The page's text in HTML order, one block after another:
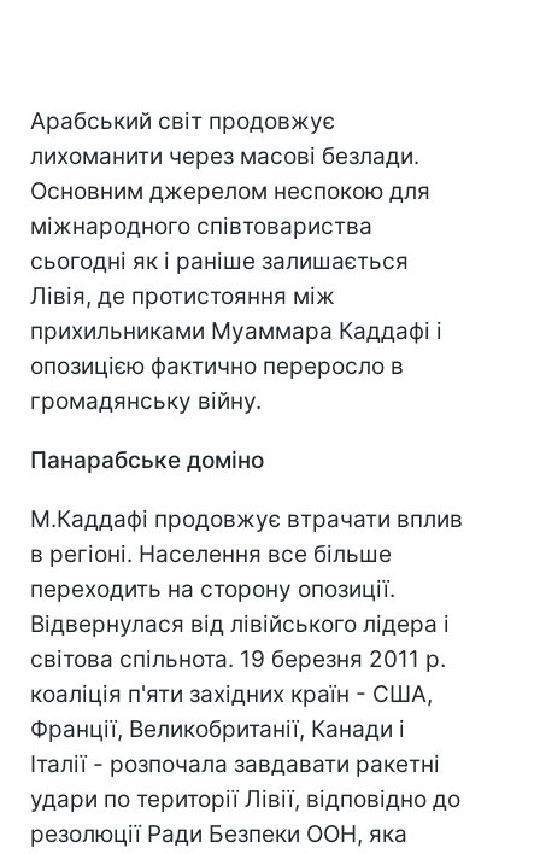
Арабський світ продовжує
лихоманити через масові безлади.
Основним джерелом неспокою для
міжнародного співтовариства
сьогодні як і раніше залишається
Лівія, де протистояння між
прихильниками Муаммара Каддафі і
опозицією фактично переросло в
громадянську війну.
Панарабське доміно
М.Каддафі продовжує втрачати вплив
в регіоні. Населення все більше
переходить на сторону опозиції.
Відвернулася від лівійського лідера і
світова спільнота. 19 березня 2011 р.
коаліція п'яти західних країн - США,
Франції, Великобританії, Канади і
Італії - розпочала завдавати ракетні
удари по території Лівії, відповідно до
резолюції Ради Безпеки ООН, яка